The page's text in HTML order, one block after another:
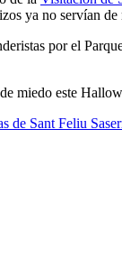
ya no servían de
por el
miedo este
de Sant Feliu